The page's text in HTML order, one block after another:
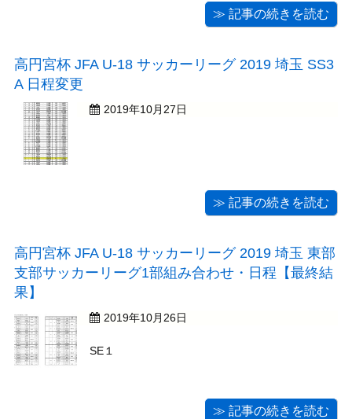
≫ 記事の続きを読む
高円宮杯 JFA U-18 サッカーリーグ 2019 埼玉 SS3
A 日程変更
2019年10月27日
≫ 記事の続きを読む
高円宮杯 JFA U-18 サッカーリーグ 2019 埼玉 東部
支部サッカーリーグ1部組み合わせ・日程【最終結
果】
2019年10月26日
SE１
≫ 記事の続きを読む